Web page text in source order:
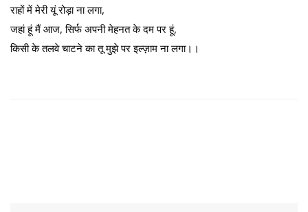
राहों में मेरी यूं रोड़ा ना लगा,
जहां हूं मैं आज, सिर्फ अपनी मेहनत के दम पर हूं,
किसी के तलवे चाटने का तू मुझे पर इल्ज़ाम ना लगा।।